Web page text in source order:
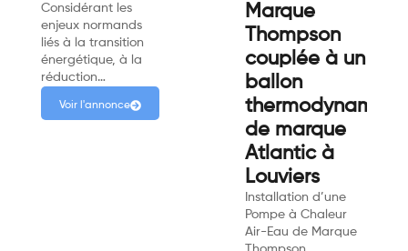
Considérant les
enjeux normands
liés à la transition
énergétique, à la
réduction…
Voir l'annonce
Marque
Thompson
couplée à un
ballon
de marque
Atlantic à
Louviers
Installation d’une
Pompe à Chaleur
Air-Eau de Marque